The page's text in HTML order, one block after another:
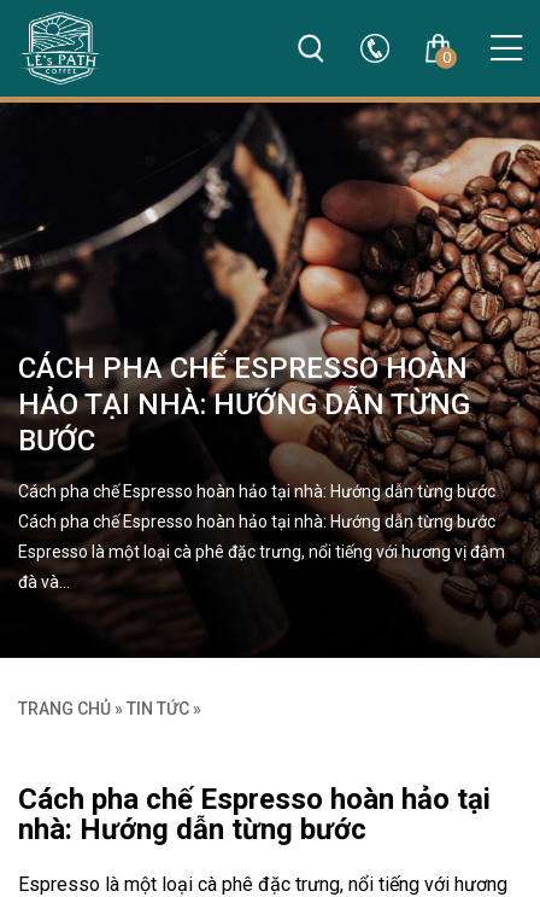
0
CÁCH PHA CHẾ ESPRESSO HOÀN
HẢO TẠI NHÀ: HƯỚNG DẪN TỪNG
BƯỚC
Cách pha chế Espresso hoàn hảo tại nhà: Hướng dẫn từng bước
Cách pha chế Espresso hoàn hảo tại nhà: Hướng dẫn từng bước
Espresso là một loại cà phê đặc trưng, nổi tiếng với hương vị đậm
đà và…
TRANG CHỦ » TIN TỨC »
Cách pha chế Espresso hoàn hảo tại
nhà: Hướng dẫn từng bước
Espresso là một loại cà phê đặc trưng, nổi tiếng với hương